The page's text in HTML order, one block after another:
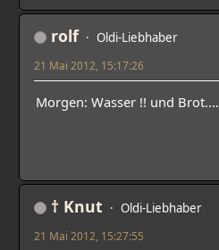
rolf Oldi-Liebhaber
21 Mai 2012, 15:17:26
Morgen: Wasser !! und
† Knut Oldi-Liebhaber
21 Mai 2012, 15:27:55